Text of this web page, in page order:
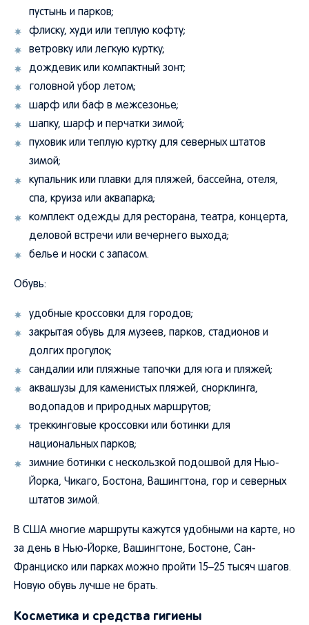
пустынь и парков;
флиску, худи или теплую кофту;
ветровку или легкую куртку;
дождевик или компактный зонт;
головной убор летом;
шарф или баф в межсезонье;
шапку, шарф и перчатки зимой;
пуховик или теплую куртку для северных штатов
зимой;
купальник или плавки для пляжей, бассейна, отеля,
спа, круиза или аквапарка;
комплект одежды для ресторана, театра, концерта,
деловой встречи или вечернего выхода;
белье и носки с запасом.
Обувь:
удобные кроссовки для городов;
закрытая обувь для музеев, парков, стадионов и
долгих прогулок;
сандалии или пляжные тапочки для юга и пляжей;
аквашузы для каменистых пляжей, снорклинга,
водопадов и природных маршрутов;
треккинговые кроссовки или ботинки для
национальных парков;
зимние ботинки с нескользкой подошвой для Нью-
Йорка, Чикаго, Бостона, Вашингтона, гор и северных
штатов зимой.
В США многие маршруты кажутся удобными на карте, но
за день в Нью-Йорке, Вашингтоне, Бостоне, Сан-
Франциско или парках можно пройти 15–25 тысяч шагов.
Новую обувь лучше не брать.
Косметика и средства гигиены